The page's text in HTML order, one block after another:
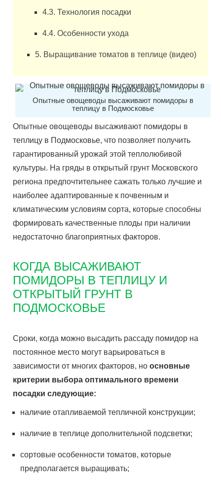
4.3. Технология посадки
4.4. Особенности ухода
5. Выращивание томатов в теплице (видео)
Опытные овощеводы высаживают помидоры в
теплицу в Подмосковье
Опытные овощеводы высаживают помидоры в
теплицу в Подмосковье, что позволяет получить
гарантированный урожай этой теплолюбивой
культуры. На гряды в открытый грунт Московского
региона предпочтительнее сажать только лучшие и
наиболее адаптированные к почвенным и
климатическим условиям сорта, которые способны
формировать качественные плоды при наличии
недостаточно благоприятных факторов.
КОГДА ВЫСАЖИВАЮТ
ПОМИДОРЫ В ТЕПЛИЦУ И
ОТКРЫТЫЙ ГРУНТ В
ПОДМОСКОВЬЕ
Сроки, когда можно высадить рассаду помидор на
постоянное место могут варьироваться в
зависимости от многих факторов, ноосновные
критерии выбора оптимального времени
посадки следующие:
наличие отапливаемой тепличной конструкции;
наличие в теплице дополнительной подсветки;
сортовые особенности томатов, которые
предполагается выращивать;